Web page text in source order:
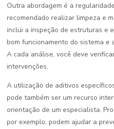
Outra abordagem é a
recomendado realizar limpeza e
inclui a inspeção de estruturas e
bom funcionamento do sistema e
A cada análise, você deve
intervenções.
A utilização de aditivos
pode também ser um recurso
orientação de um especialista.
por exemplo, podem ajudar a